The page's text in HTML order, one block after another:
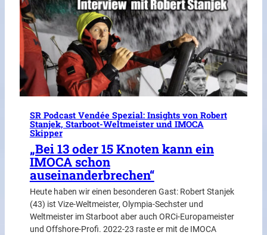
SR Podcast Vendée Spezial: Insights von Robert
Stanjek, Starboot-Weltmeister und IMOCA
Skipper
„Bei 13 oder 15 Knoten kann ein
IMOCA schon
auseinanderbrechen“
Heute haben wir einen besonderen Gast: Robert Stanjek
(43) ist Vize-Weltmeister, Olympia-Sechster und
Weltmeister im Starboot aber auch ORCi-Europameister
und Offshore-Profi. 2022-23 raste er mit de IMOCA